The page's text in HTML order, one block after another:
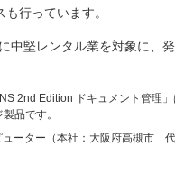
行っています。
中堅レンタル業を対象に、
2nd Edition ドキュメント管理
品です。
ューター（本社：大阪府高槻市